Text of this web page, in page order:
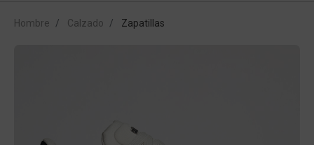
Hombre Calzado Zapatillas